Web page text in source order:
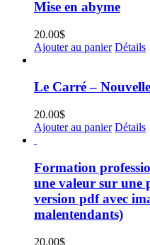
Mise en abyme
20.00$
Ajouter au panier Détails
Le Carré –
20.00$
Ajouter au panier Détails
Formation
une valeur sur une
version pdf avec
malentendants)
20.00$